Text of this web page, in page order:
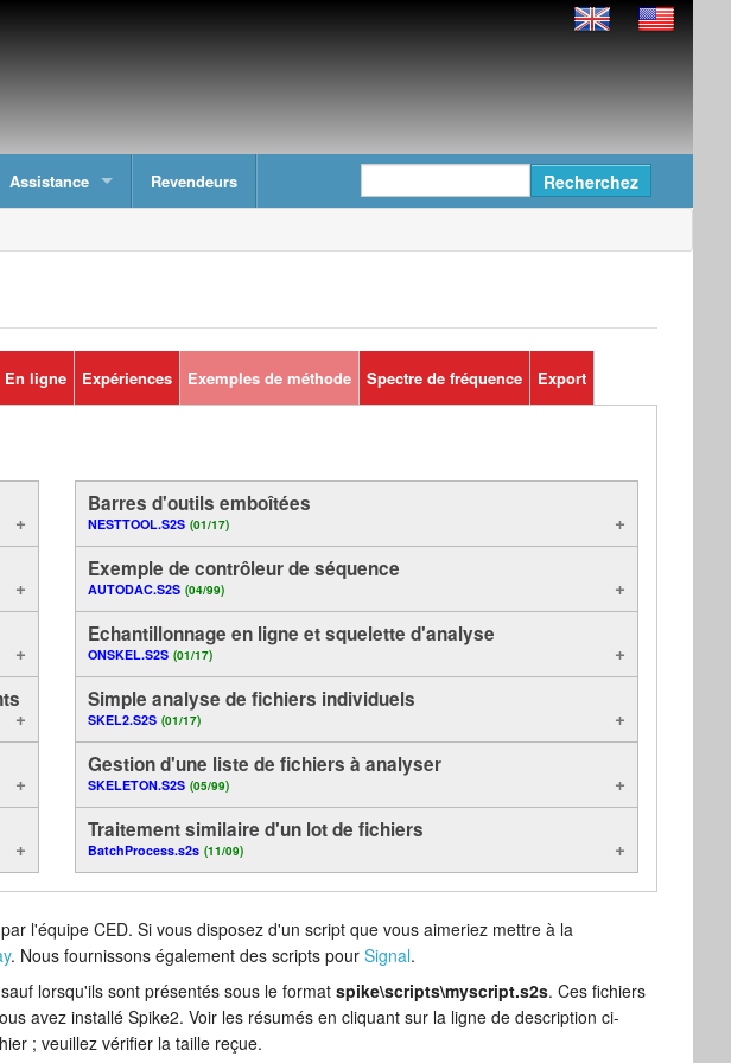
Assistance Revendeurs
En ligne Expériences Exemples de méthode Spectre de fréquence Export
Barres d'outils emboîtées
NESTTOOL.S2S (01/17)
Exemple de contrôleur de séquence
AUTODAC.S2S (04/99)
Echantillonnage en ligne et squelette d'analyse
ONSKEL.S2S (01/17)
Simple analyse de fichiers individuels
SKEL2.S2S (01/17)
Gestion d'une liste de fichiers à analyser
SKELETON.S2S (05/99)
Traitement similaire d'un lot de fichiers
BatchProcess.s2s (11/09)
l'équipe CED. Si vous disposez d'un script que vous aimeriez mettre à la
. Nous fournissons également des scripts pourSignal.
lorsqu'ils sont présentés sous le formatspike\scripts\myscript.s2s. Ces fichiers
avez installé Spike2. Voir les résumés en cliquant sur la ligne de description ci-
; veuillez vérifier la taille reçue.